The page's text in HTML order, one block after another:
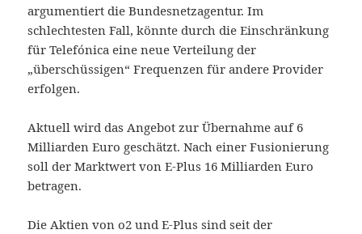
argumentiert die Bundesnetzagentur. Im
schlechtesten Fall, könnte durch die Einschränkung
für Telefónica eine neue Verteilung der
„überschüssigen“ Frequenzen für andere Provider
erfolgen.
Aktuell wird das Angebot zur Übernahme auf 6
Milliarden Euro geschätzt. Nach einer Fusionierung
soll der Marktwert von E-Plus 16 Milliarden Euro
betragen.
Die Aktien von o2 und E-Plus sind seit der